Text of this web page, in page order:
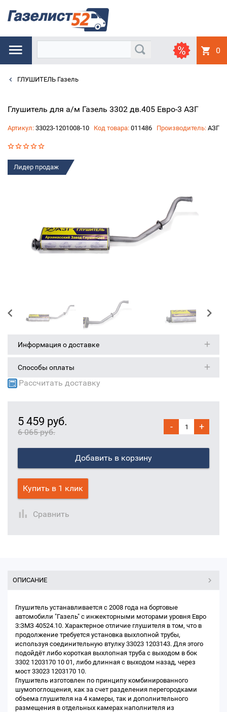
0
ГЛУШИТЕЛЬ Газель
Глушитель для а/м Газель 3302 дв.405 Евро-3 АЗГ
Артикул: 33023-1201008-10 Код товара: 011486 Производитель: АЗГ
Лидер продаж
Информация о доставке
Способы оплаты
Рассчитать доставку
5 459 руб.
6 065 руб.
- +
Добавить в корзину
Купить в 1 клик
Сравнить
ОПИСАНИЕ
Глушитель устанавливается с 2008 года на бортовые
автомобили "Газель" с инжекторными моторами уровня Евро
3:ЗМЗ 40524.10. Характерное отличие глушителя в том, что в
продолжение требуется установка выхлопной трубы,
используя соединительную втулку 33023 1203143. Для этого
подойдёт либо короткая выхлопная труба с выходом в бок
3302 1203170 10 01, либо длинная с выходом назад, через
мост 33023 1203170 10.
Глушитель изготовлен по принципу комбинированного
шумопоглощения, как за счет разделения перегородками
объема глушителя на 4 камеры, так и дополнительного
размещения в отдельных камерах наполнителя из